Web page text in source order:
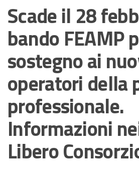
Scade il 28
bando FEAMP
sostegno ai
operatori della
professionale.
Informazioni
Libero